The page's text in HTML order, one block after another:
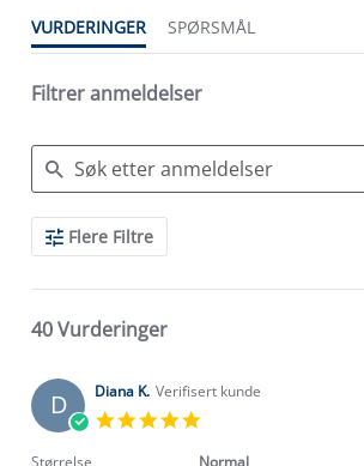
VURDERINGER SPØRSMÅL
Filtrer anmeldelser
Search
ReviewsFlere Filtre
40 Vurderinger
D Diana K. Verifisert kunde
rating
Størrelse Normal